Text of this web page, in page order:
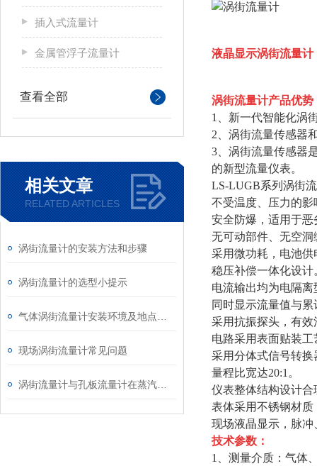
插入式流量计
金属管浮子流量计
查看全部
相关文章
RELATED ARTICLES
涡街流量计的安装方法和步骤
涡街流量计的选型小提示
现场涡街流量计常见问题
液晶显示涡街流量计
涡街流量计产品优势
1、新一代智能化涡
2、涡街流量传感器
3、涡街流量传感器
的新型流量仪表。
LS-LUGB系列涡街
不受温度、压力的
安全防爆，适用于恶
无可动部件、无空
采用微功耗，电池
稳压补偿一体化设计
电流输出均为电隔
同时显示流量值与
采用抗振探头，有
电路采用表面贴装
采用分体式信号转换
量程比宽达20:1。
仪表整体结构设计
表体采用不锈钢材
现场液晶显示，脉冲
技术参数：
1、测量介质：气体